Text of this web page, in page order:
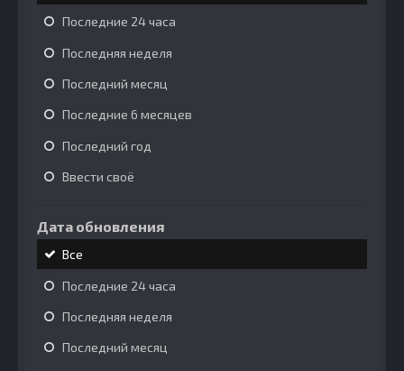
Последние 24 часа
Последняя неделя
Последний месяц
Последние 6 месяцев
Последний год
Ввести своё
Дата обновления
Все
Последние 24 часа
Последняя неделя
Последний месяц